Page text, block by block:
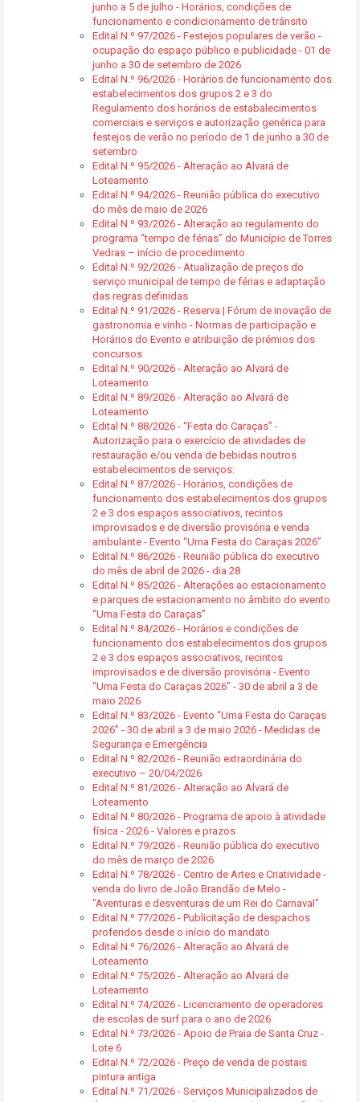
junho a 5 de julho - Horários, condições de
funcionamento e condicionamento de trânsito
Edital N.º 97/2026 - Festejos populares de verão -
ocupação do espaço público e publicidade - 01 de
junho a 30 de setembro de 2026
Edital N.º 96/2026 - Horários de funcionamento dos
estabelecimentos dos grupos 2 e 3 do
Regulamento dos horários de estabalecimentos
comerciais e serviços e autorização genérica para
festejos de verão no período de 1 de junho a 30 de
setembro
Edital N.º 95/2026 - Alteração ao Alvará de
Loteamento
Edital N.º 94/2026 - Reunião pública do executivo
do mês de maio de 2026
Edital N.º 93/2026 - Alteração ao regulamento do
programa “tempo de férias” do Município de Torres
Vedras – início de procedimento
Edital N.º 92/2026 - Atualização de preços do
serviço municipal de tempo de férias e adaptação
das regras definidas
Edital N.º 91/2026 - Reserva | Fórum de inovação de
gastronomia e vinho - Normas de participação e
Horários do Evento e atribuição de prémios dos
concursos
Edital N.º 90/2026 - Alteração ao Alvará de
Loteamento
Edital N.º 89/2026 - Alteração ao Alvará de
Loteamento
Edital N.º 88/2026 - “Festa do Caraças” -
Autorização para o exercício de atividades de
restauração e/ou venda de bebidas noutros
estabelecimentos de serviços:
Edital N.º 87/2026 - Horários, condições de
funcionamento dos estabelecimentos dos grupos
2 e 3 dos espaços associativos, recintos
improvisados e de diversão provisória e venda
ambulante - Evento “Uma Festa do Caraças 2026”
Edital N.º 86/2026 - Reunião pública do executivo
do mês de abril de 2026 - dia 28
Edital N.º 85/2026 - Alterações ao estacionamento
e parques de estacionamento no âmbito do evento
“Uma Festa do Caraças”
Edital N.º 84/2026 - Horários e condições de
funcionamento dos estabelecimentos dos grupos
2 e 3 dos espaços associativos, recintos
improvisados e de diversão provisória - Evento
“Uma Festa do Caraças 2026” - 30 de abril a 3 de
maio 2026
Edital N.º 83/2026 - Evento “Uma Festa do Caraças
2026” - 30 de abril a 3 de maio 2026 - Medidas de
Segurança e Emergência
Edital N.º 82/2026 - Reunião extraordinária do
executivo – 20/04/2026
Edital N.º 81/2026 - Alteração ao Alvará de
Loteamento
Edital N.º 80/2026 - Programa de apoio à atividade
física - 2026 - Valores e prazos
Edital N.º 79/2026 - Reunião pública do executivo
do mês de março de 2026
Edital N.º 78/2026 - Centro de Artes e Criatividade -
venda do livro de João Brandão de Melo -
"Aventuras e desventuras de um Rei do Carnaval"
Edital N.º 77/2026 - Publicitação de despachos
proferidos desde o início do mandato
Edital N.º 76/2026 - Alteração ao Alvará de
Loteamento
Edital N.º 75/2026 - Alteração ao Alvará de
Loteamento
Edital N.º 74/2026 - Licenciamento de operadores
de escolas de surf para o ano de 2026
Edital N.º 73/2026 - Apoio de Praia de Santa Cruz -
Lote 6
Edital N.º 72/2026 - Preço de venda de postais
pintura antiga
Edital N.º 71/2026 - Serviços Municipalizados de